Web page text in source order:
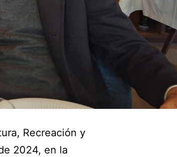
Recreación y
2024, en la